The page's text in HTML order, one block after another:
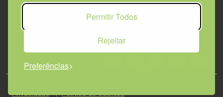
Permitir Todos
Rejeitar
Preferências
Edif. Lisboa Oriente | Av. Infante D. Henrique, n.º 333H, esc.
1800-282 Lisboa | Portugal
Privacidade
Política de Cookies